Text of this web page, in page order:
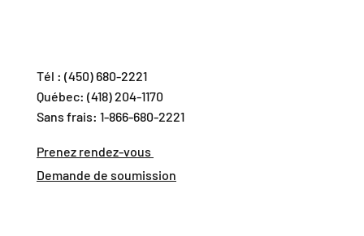
Tél : (450) 680-2221
Québec: (418) 204-1170
Sans frais: 1-866-680-2221
Prenez rendez-vous
Demande de soumission